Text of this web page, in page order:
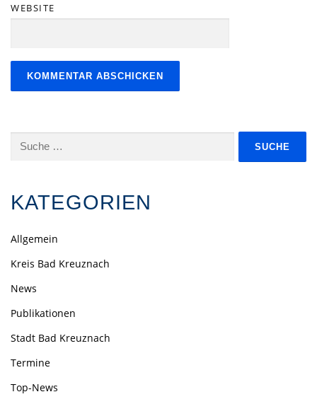
WEBSITE
Suche
KATEGORIEN
Allgemein
Kreis Bad Kreuznach
News
Publikationen
Stadt Bad Kreuznach
Termine
Top-News